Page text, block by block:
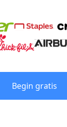
Begin gratis